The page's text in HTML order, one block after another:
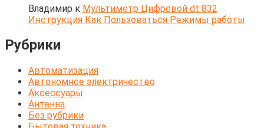
Владимир к Мультиметр Цифровой dt 832
Инструкция Как Пользоваться Режимы работы
Рубрики
Автоматизация
Автономное электричество
Аксессуары
Антенна
Без рубрики